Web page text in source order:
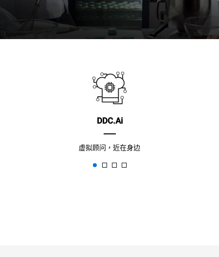
DDC.Ai
虚拟顾问，近在身边